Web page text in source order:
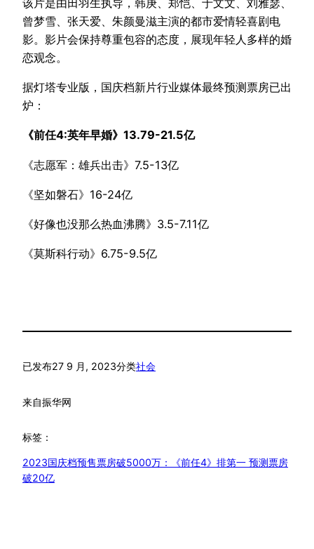
曾梦雪、张天爱、朱颜曼滋主演的都市爱情轻喜剧电
影。影片会保持尊重包容的态度，展现年轻人多样的婚
恋观念。
据灯塔专业版，国庆档新片行业媒体最终预测票房已出
炉：
《前任4:英年早婚》13.79-21.5亿
《志愿军：雄兵出击》7.5-13亿
《坚如磐石》16-24亿
《好像也没那么热血沸腾》3.5-7.11亿
《莫斯科行动》6.75-9.5亿
已发布27 9 月, 2023分类社会
来自振华网
标签：
2023国庆档预售票房破5000万：《前任4》排第一 预测票房
破20亿